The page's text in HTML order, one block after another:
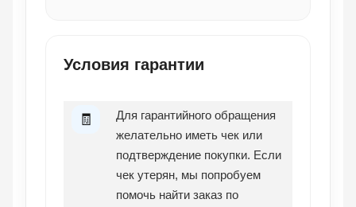
Условия гарантии
🧾
Для гарантийного обращения
желательно иметь чек или
подтверждение покупки. Если
чек утерян, мы попробуем
помочь найти заказ по